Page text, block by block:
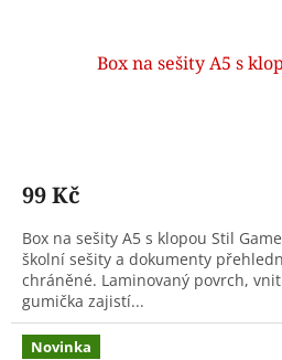
Box na sešity A5 s
99 Kč
Box na sešity A5 s klopou Stil
školní sešity a dokumenty
chráněné. Laminovaný povrch,
gumička zajistí...
Novinka